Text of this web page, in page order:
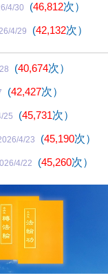
4/30 (46,812次）
4/29 (42,132次）
(40,674次）
(42,427次）
25 (45,731次）
4/23 (45,190次）
4/22 (45,260次）